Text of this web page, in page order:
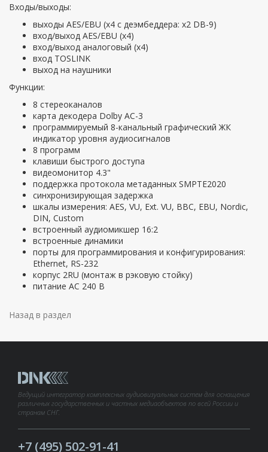
Входы/выходы:
выходы AES/EBU (х4 с деэмбеддера: х2 DB-9)
вход/выход AES/EBU (х4)
вход/выход аналоговый (х4)
вход TOSLINK
выход на наушники
Функции:
8 стереоканалов
карта декодера Dolby AC-3
программируемый 8-канальный графический ЖК
индикатор уровня аудиосигналов
8 программ
клавиши быстрого доступа
видеомонитор 4.3"
поддержка протокола метаданных SMPTE2020
синхронизирующая задержка
шкалы измерения: AES, VU, Ext. VU, BBC, EBU, Nordic,
DIN, Custom
встроенный аудиомикшер 16:2
встроенные динамики
порты для программирования и конфигурирования:
Ethernet, RS-232
корпус 2RU (монтаж в рэковую стойку)
питание АС 240 В
Назад в раздел
Ведущий интегратор комплексных аудиовизуальных систем для оснащения
различных государственных и частных медиаобъектов по всей России и
странам СНГ.
+7 (495) 502-91-41